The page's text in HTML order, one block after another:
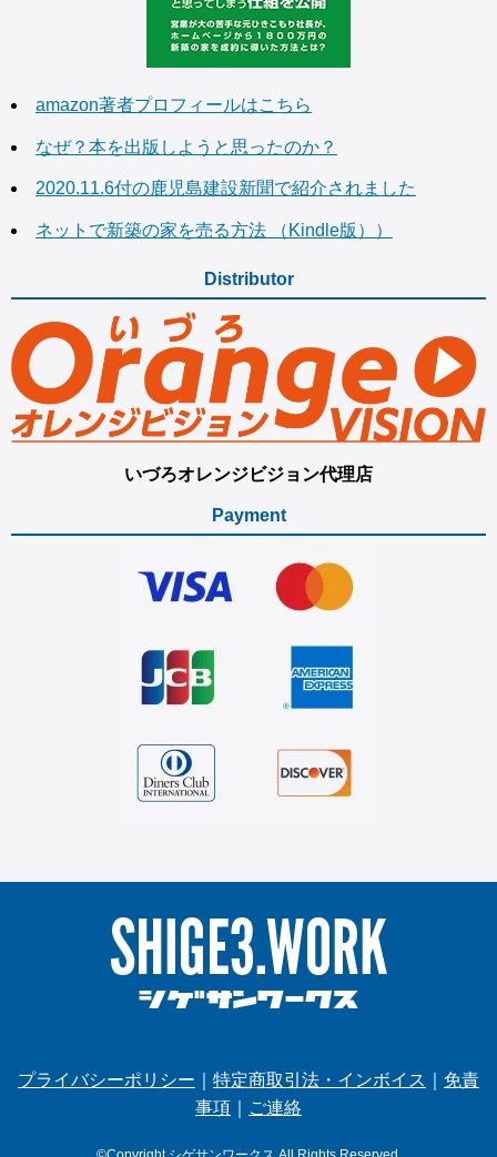
amazon著者プロフィールはこちら
なぜ？本を出版しようと思ったのか？
2020.11.6付の鹿児島建設新聞で紹介されました
ネットで新築の家を売る方法 （Kindle版））
Distributor
いづろオレンジビジョン代理店
Payment
プライバシーポリシー 特定商取引法・インボイス
免責
事項
ご連絡